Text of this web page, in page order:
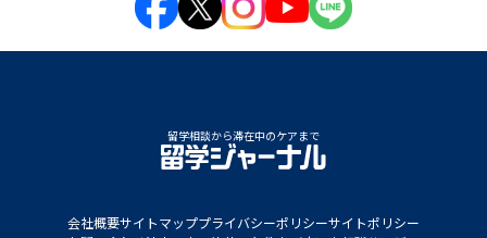
留学相談から滞在中のケアまで
会社概要サイトマッププライバシーポリシーサイトポリシー